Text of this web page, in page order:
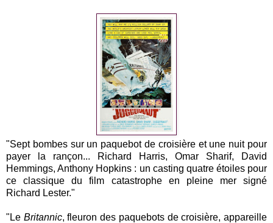
"Sept bombes sur un paquebot de croisière et une nuit pour
payer la rançon... Richard Harris, Omar Sharif, David
Hemmings, Anthony Hopkins : un casting quatre étoiles pour
ce classique du film catastrophe en pleine mer signé
Richard Lester."
"Le Britannic, fleuron des paquebots de croisière, appareille